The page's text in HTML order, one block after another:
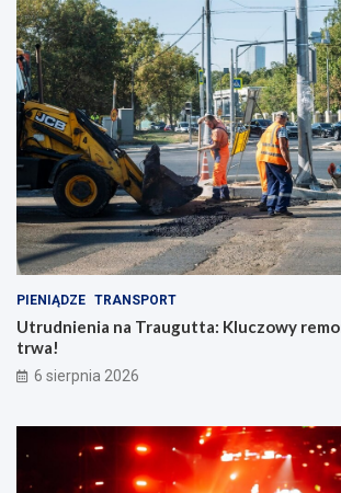
PIENIĄDZE TRANSPORT
Utrudnienia na Traugutta: Kluczowy
trwa!
6 sierpnia 2026